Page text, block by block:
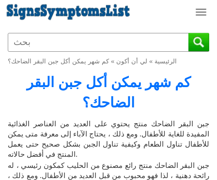
T
g
g
a
t
n
الرئيسية » لي أن أكون » كم شهر يمكن أكل جبن البقر الضاحك؟
كم شهر يمكن أكل جبن البقر
الضاحك؟
جبن البقر الضاحك منتج يحتوي على العديد من العناصر الغذائية
المفيدة للغاية للأطفال. ومع ذلك ، يحتاج الآباء إلى معرفة متى يمكن
للأطفال تناول الطعام وكيفية تناول الجبن بشكل صحيح حتى يعمل
المنتج في أفضل حالاته.
جبن البقر الضاحك منتج رائع مصنوع من الحليب كمكون رئيسي ، له
رائحة دهنية ، لذا فهو محبوب من قبل العديد من الأطفال. ومع ذلك ،